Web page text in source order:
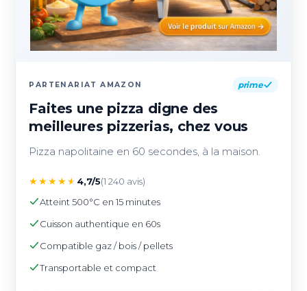
PARTENARIAT AMAZON prime
Faites une pizza digne des
meilleures pizzerias, chez vous
Pizza napolitaine en 60 secondes, à la maison.
★★★★★ 4,7/5(1 240 avis)
Atteint 500°C en 15 minutes
Cuisson authentique en 60s
Compatible gaz / bois / pellets
Transportable et compact